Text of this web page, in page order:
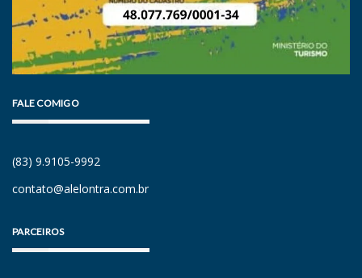
FALE COMIGO
(83) 9.9105-9992
contato@alelontra.com.br
PARCEIROS